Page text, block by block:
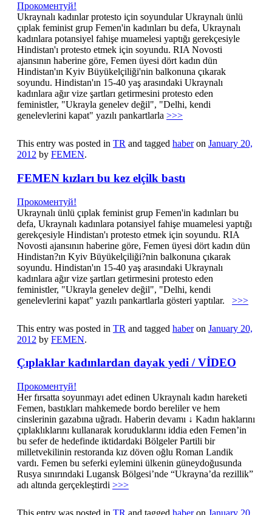
Прокоментуй!
Ukraynalı kadınlar protesto için soyundular Ukraynalı ünlü
çıplak feminist grup Femen'in kadınları bu defa, Ukraynalı
kadınlara potansiyel fahişe muamelesi yaptığı gerekçesiyle
Hindistan'ı protesto etmek için soyundu. RIA Novosti
ajansının haberine göre, Femen üyesi dört kadın dün
Hindistan'ın Kyiv Büyükelçiliği'nin balkonuna çıkarak
soyundu. Hindistan'ın 15-40 yaş arasındaki Ukraynalı
kadınlara ağır vize şartları getirmesini protesto eden
feministler, "Ukrayla genelev değil", "Delhi, kendi
genelevlerini kapat" yazılı pankartlarla >>>
This entry was posted in TR and tagged haberon January 20,
2012 by FEMEN.
FEMEN kızları bu kez elçilk bastı
Прокоментуй!
Ukraynalı ünlü çıplak feminist grup Femen'in kadınları bu
defa, Ukraynalı kadınlara potansiyel fahişe muamelesi yaptığı
gerekçesiyle Hindistan'ı protesto etmek için soyundu. RIA
Novosti ajansının haberine göre, Femen üyesi dört kadın dün
Hindistan?ın Kyiv Büyükelçiliği?nin balkonuna çıkarak
soyundu. Hindistan'ın 15-40 yaş arasındaki Ukraynalı
kadınlara ağır vize şartları getirmesini protesto eden
feministler, "Ukrayla genelev değil", "Delhi, kendi
genelevlerini kapat" yazılı pankartlarla gösteri yaptılar. >>>
This entry was posted in TR and tagged haberon January 20,
2012 by FEMEN.
Çıplaklar kadınlardan dayak yedi / VİDEO
Прокоментуй!
Her fırsatta soyunmayı adet edinen Ukraynalı kadın hareketi
Femen, bastıkları mahkemede bordo bereliler ve hem
cinslerinin gazabına uğradı. Haberin devamı ↓ Kadın haklarını
çıplaklıklarını kullanarak koruduklarını iddia eden Femen’in
bu sefer de hedefinde iktidardaki Bölgeler Partili bir
milletvekilinin restoranda kız döven oğlu Roman Landik
vardı. Femen bu seferki eylemini ülkenin güneydoğusunda
Rusya sınırındaki Lugansk Bölgesi’nde “Ukrayna’da rezillik”
adı altında gerçekleştirdi >>>